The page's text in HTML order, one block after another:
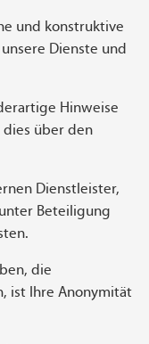
und konstruktive
Dienste und
Hinweise
über den
Dienstleister,
Beteiligung
die
ist Ihre Anonymität